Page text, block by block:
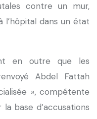
contre un mur,
dans un état
en outre que les
Abdel Fattah
», compétente
base d’accusations